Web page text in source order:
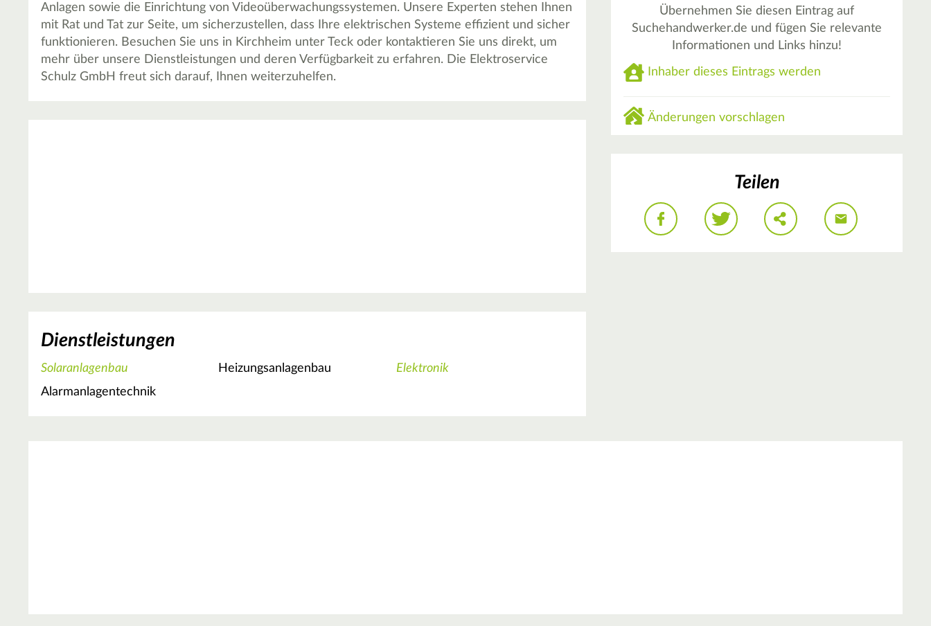
Anlagen sowie die Einrichtung von Videoüberwachungssystemen. Unsere Experten stehen Ihnen
mit Rat und Tat zur Seite, um sicherzustellen, dass Ihre elektrischen Systeme effizient und sicher
funktionieren. Besuchen Sie uns in Kirchheim unter Teck oder kontaktieren Sie uns direkt, um
mehr über unsere Dienstleistungen und deren Verfügbarkeit zu erfahren. Die Elektroservice
Schulz GmbH freut sich darauf, Ihnen weiterzuhelfen.
Dienstleistungen
Solaranlagenbau Heizungsanlagenbau
Elektronik
Alarmanlagentechnik
Übernehmen Sie diesen Eintrag auf
Suchehandwerker.de und fügen Sie relevante
Informationen und Links hinzu!
Inhaber dieses Eintrags werden
Änderungen vorschlagen
Teilen